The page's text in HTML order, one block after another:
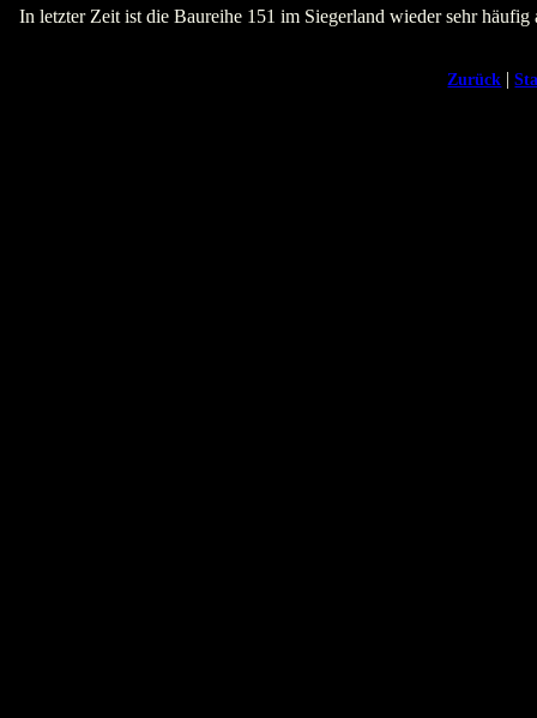
In letzter Zeit ist die Baureihe 151 im Siegerland wieder sehr
Zurück |